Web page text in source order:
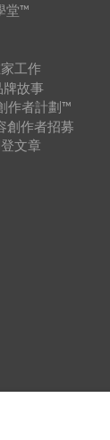
堂™
工作
牌故事
作者計劃™
創作者招募
文章